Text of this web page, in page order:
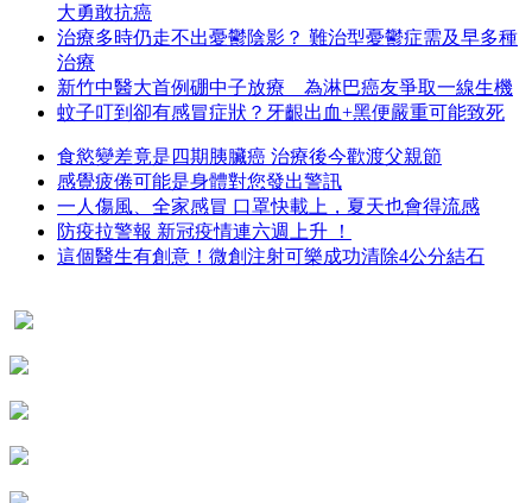
大勇敢抗癌
治療多時仍走不出憂鬱陰影？ 難治型憂鬱症需及早多種
治療
新竹中醫大首例硼中子放療 為淋巴癌友爭取一線生機
蚊子叮到卻有感冒症狀？牙齦出血+黑便嚴重可能致死
食慾變差竟是四期胰臟癌 治療後今歡渡父親節
感覺疲倦可能是身體對您發出警訊
一人傷風、全家感冒 口罩快載上，夏天也會得流感
防疫拉警報 新冠疫情連六週上升 ！
這個醫生有創意！微創注射可樂成功清除4公分結石